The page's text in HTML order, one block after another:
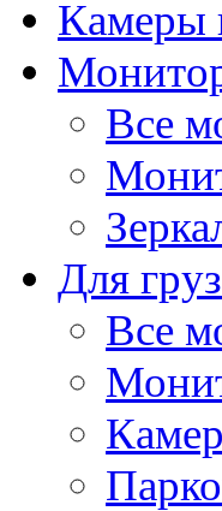
Камеры
Все
Для
Все